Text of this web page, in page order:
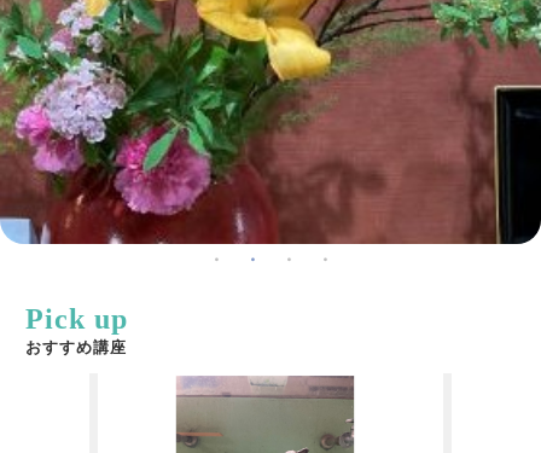
Pick up
おすすめ講座